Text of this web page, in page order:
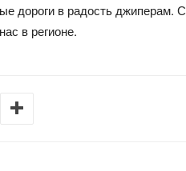
дороги в радость
в регионе.